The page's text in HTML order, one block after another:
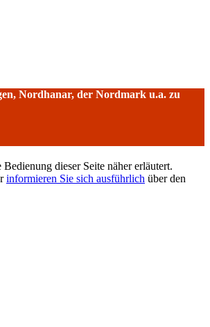
Nordhanar, der Nordmark u.a. zu
dieser Seite näher erläutert.
informieren Sie sich ausführlich über den